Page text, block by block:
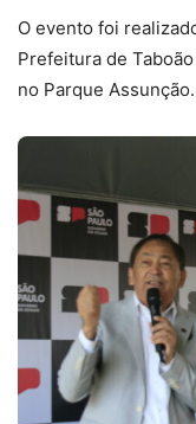
O evento foi
Prefeitura de
no Parque Assunção.